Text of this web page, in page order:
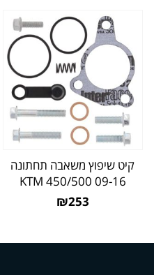
קיט שיפוץ משאבה תחתונה
KTM 450/500 09-16
₪253